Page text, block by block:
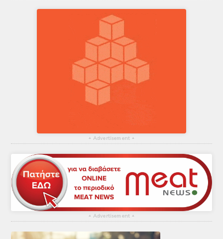
▴ Advertisement ▴
▴ Advertisement ▴